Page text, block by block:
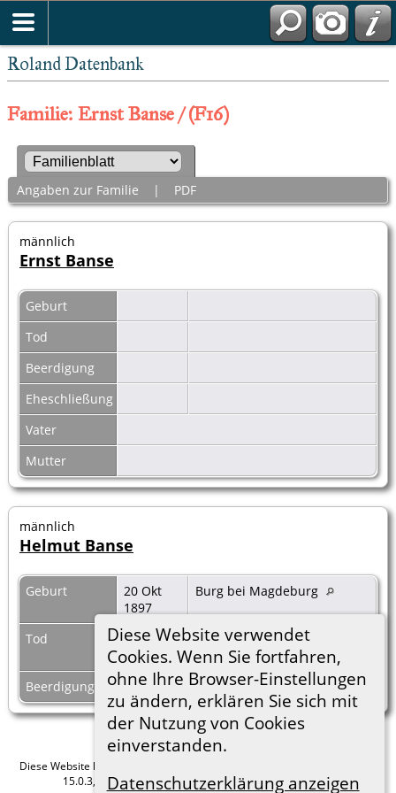
Roland Datenbank
Diese Website verwendet
Cookies. Wenn Sie fortfahren,
ohne Ihre Browser-Einstellungen
zu ändern, erklären Sie sich mit
der Nutzung von Cookies
einverstanden.
Datenschutzerklärung anzeigen
Familie: Ernst Banse / (F16)
Angaben zur Familie | PDF
männlich
Ernst Banse
Geburt
Tod
Beerdigung
Eheschließung
Vater
Mutter
männlich
Helmut Banse
Geburt
20 Okt
1897
Burg bei Magdeburg
Tod
28 Feb
1916
Beerdigung
Diese Website läuft mit
15.0.3, programmiert von Darrin Lythgoe © 2001-2026.